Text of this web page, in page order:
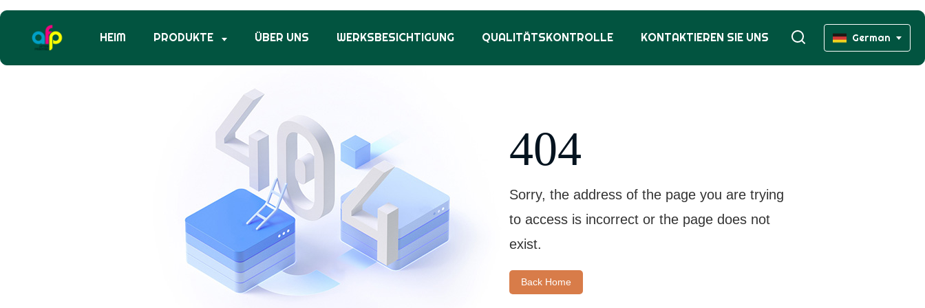
HEIM PRODUKTE ÜBER UNS WERKSBESICHTIGUNG QUALITÄTSKONTROLLE KONTAKTIEREN SIE UNS German
404
Sorry, the address of the page you are trying
to access is incorrect or the page does not
exist.
Back Home